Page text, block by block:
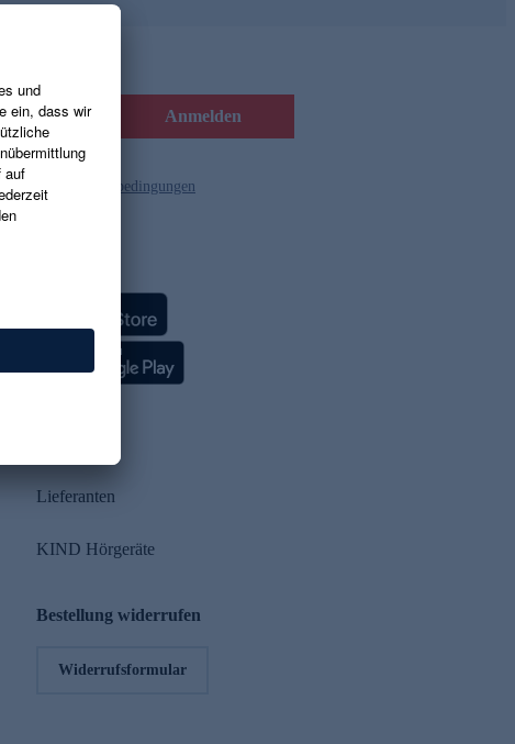
Anmelden
und die Gutscheinbedingungen
Lieferanten
KIND Hörgeräte
Bestellung widerrufen
Widerrufsformular